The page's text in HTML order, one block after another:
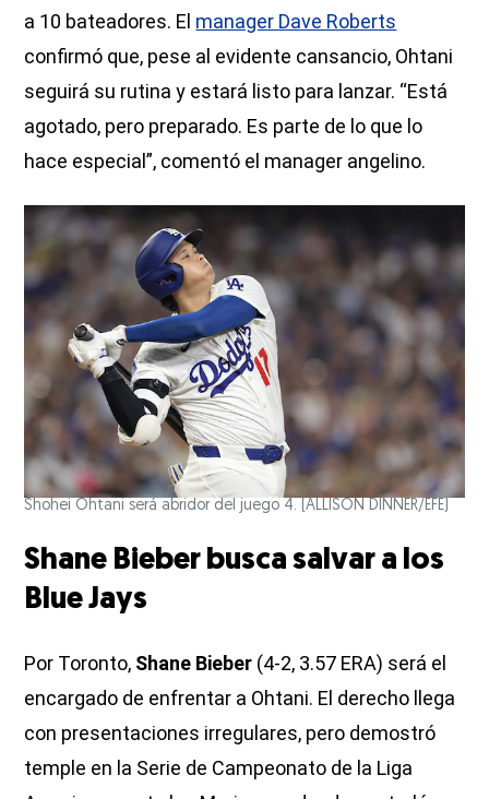
a 10 bateadores. El manager Dave Roberts
confirmó que, pese al evidente cansancio, Ohtani
seguirá su rutina y estará listo para lanzar. “Está
agotado, pero preparado. Es parte de lo que lo
hace especial”, comentó el manager angelino.
Shohei Ohtani será abridor del juego 4. (ALLISON DINNER/EFE)
Shane Bieber busca salvar a los
Blue Jays
Por Toronto, Shane Bieber (4-2, 3.57 ERA) será el
encargado de enfrentar a Ohtani. El derecho llega
con presentaciones irregulares, pero demostró
temple en la Serie de Campeonato de la Liga